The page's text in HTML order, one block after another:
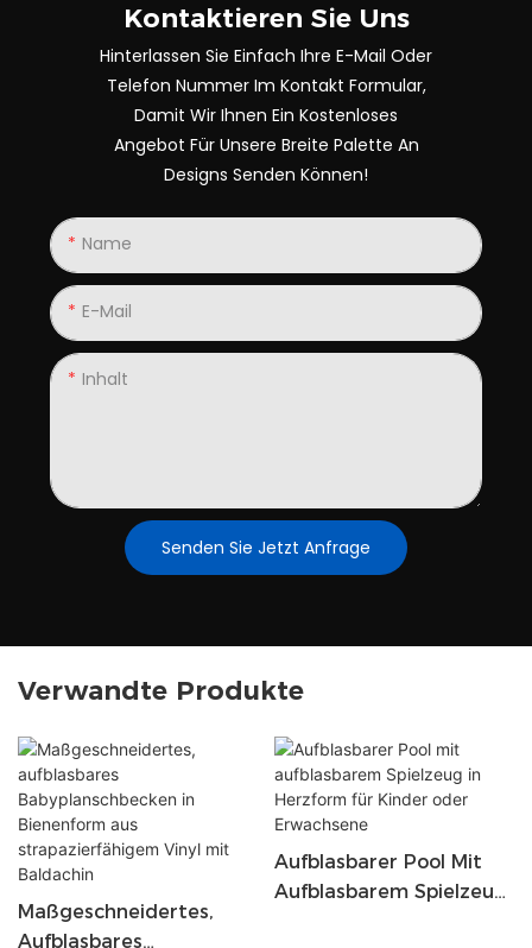
Kontaktieren Sie Uns
Hinterlassen Sie Einfach Ihre E-Mail Oder
Telefon Nummer Im Kontakt Formular,
Damit Wir Ihnen Ein Kostenloses
Angebot Für Unsere Breite Palette An
Designs Senden Können!
Name
E-Mail
Inhalt
Senden Sie Jetzt Anfrage
Verwandte Produkte
Maßgeschneidertes,
Aufblasbares
Aufblasbarer Pool Mit
Aufblasbarem Spielzeug